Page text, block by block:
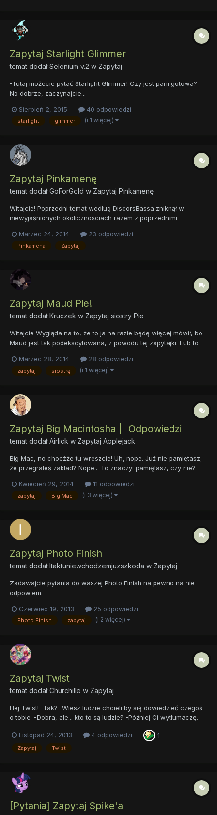
Zapytaj Starlight Glimmer
temat dodałSelenium v.2 w Zapytaj
-Tutaj możecie pytać Starlight Glimmer! Czy jest pani gotowa? -
No dobrze, zaczynajcie...
Sierpień 2, 2015 40 odpowiedzi
starlight glimmer (i 1 więcej)
Zapytaj Pinkamenę
temat dodałGoForGold w Zapytaj Pinkamenę
Witajcie! Poprzedni temat według DiscorsBassa zniknął w
niewyjaśnionych okolicznościach razem z poprzednimi
- Nic a nic. Poza tym teraz już jestem grzeczna... w większości
przypadków. - Już? Czyli jednak nie było to do końca nieokr...
Marzec 24, 2014 23 odpowiedzi
Pinkamena Zapytaj
Zapytaj Maud Pie!
temat dodałKruczek w Zapytaj siostry Pie
Witajcie Wygląda na to, że to ja na razie będę więcej mówił, bo
Maud jest tak podekscytowana, z powodu tej zapytajki. Lub to
*dziab* Całkiem dobrze zachowany... Cudowny... Taaa, może
przejdźmy do pytań Rodonit... lekko zarysowany....
Marzec 28, 2014 28 odpowiedzi
zapytaj siostrę (i 1 więcej)
Zapytaj Big Macintosha || Odpowiedzi
temat dodałAirlick w Zapytaj Applejack
Big Mac, no chodźże tu wreszcie! Uh, nope. Już nie pamiętasz,
że przegrałeś zakład? Nope... To znaczy: pamiętasz, czy nie?
będziesz mógł odpowiedzieć na wszystkie pytania tych...
człowieków... jednym słowem? Eee... yup? Oh,...
Kwiecień 29, 2014 11 odpowiedzi
zapytaj Big Mac (i 3 więcej)
Zapytaj Photo Finish
temat dodałItaktuniewchodzemjuzszkoda w Zapytaj
Zadawajcie pytania do waszej Photo Finish na pewno na nie
odpowiem.
Czerwiec 19, 2013 25 odpowiedzi
Photo Finish zapytaj (i 2 więcej)
Zapytaj Twist
temat dodałChurchille w Zapytaj
Hej Twist! -Tak? -Wiesz ludzie chcieli by się dowiedzieć czegoś
o tobie. -Dobra, ale... kto to są ludzie? -Później Ci wytłumaczę. -
mam. -Dobra zadawajcie pytania! A ty Hole co powiedziałaś? -
Eee nie, nic. No to zadawajcie Twist pyt...
Listopad 24, 2013 4 odpowiedzi 1
Zapytaj Twist
[Pytania] Zapytaj Spike'a